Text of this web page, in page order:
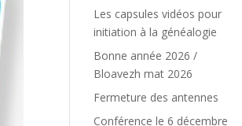
Les capsules vidéos pour
initiation à la généalogie
Bonne année 2026 /
Bloavezh mat 2026
Fermeture des antennes
Conférence le 6 décembre